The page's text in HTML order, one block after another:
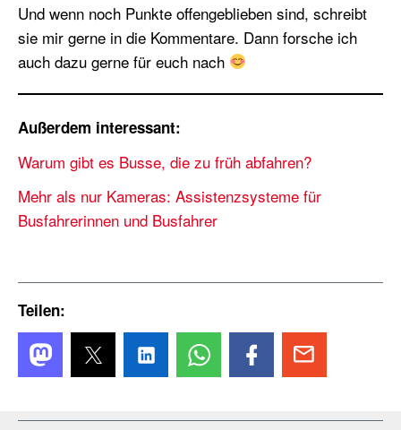
Und wenn noch Punkte offengeblieben sind, schreibt
sie mir gerne in die Kommentare. Dann forsche ich
auch dazu gerne für euch nach
Außerdem interessant:
Warum gibt es Busse, die zu früh abfahren?
Mehr als nur Kameras: Assistenzsysteme für
Busfahrerinnen und Busfahrer
Teilen: